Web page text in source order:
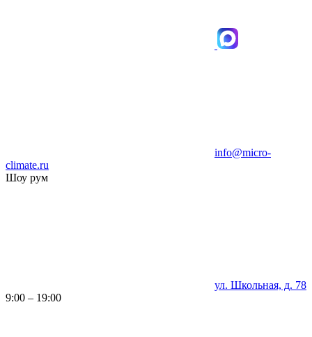
info@micro-
climate.ru
Шоу рум
ул. Школьная, д. 78
9:00 – 19:00